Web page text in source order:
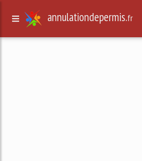
annulationdepermis.fr